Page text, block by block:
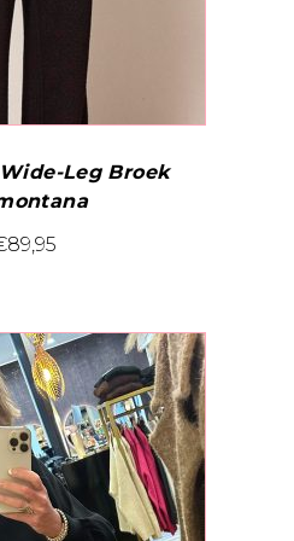
productpagina
Leg Broek
89,95
Dit
meerdere
variaties.
Deze
optie
kan
gekozen